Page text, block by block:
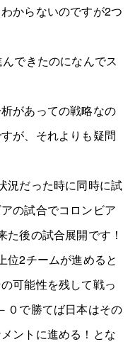
からないのですが2つ
できたのになんでス
があっての戦略なの
が、それよりも疑問
況だった時に同時に試
の試合でコロンビア
後の試合展開です！
位2チームが進めると
可能性を残して戦っ
０で勝てば日本はその
ントに進める！とな